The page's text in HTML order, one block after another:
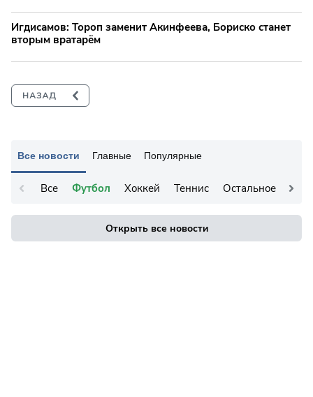
Все новости Главные Популярные
Все Футбол Хоккей Теннис Остальное
Открыть все новости
Игдисамов: Тороп заменит Акинфеева, Бориско станет
вторым вратарём